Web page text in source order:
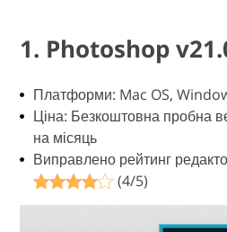
1. Photoshop
Платформи: Mac OS,
Ціна: Безкоштовна пробна
на місяць
Виправлено рейтинг
(4/5)